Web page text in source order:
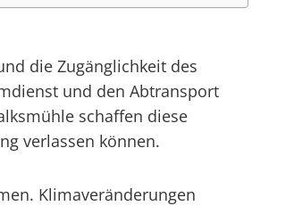
die Zugänglichkeit des
und den Abtransport
schaffen diese
verlassen können.
Klimaveränderungen